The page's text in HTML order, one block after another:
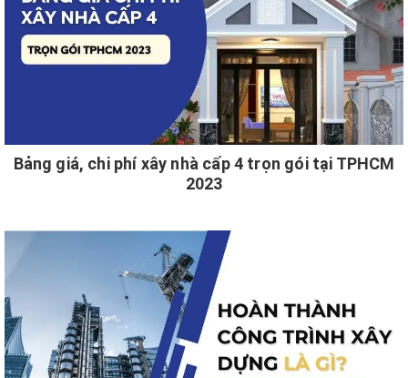
Bảng giá, chi phí xây nhà cấp 4 trọn gói tại TPHCM
2023